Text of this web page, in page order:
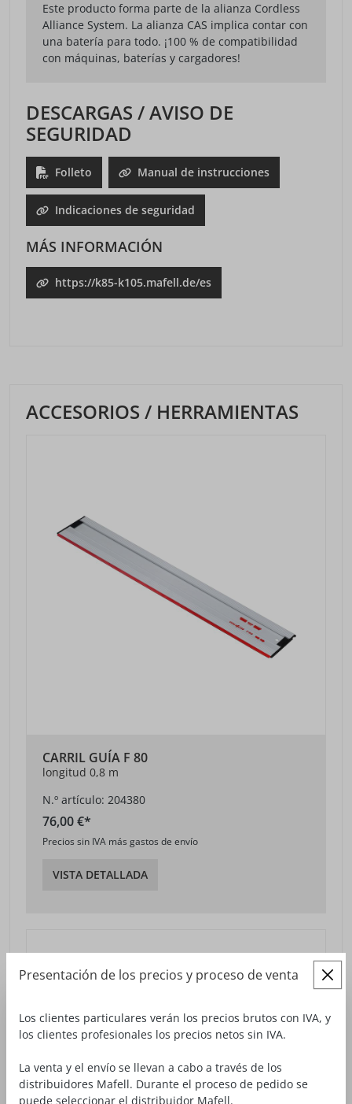
Este producto forma parte de la alianza Cordless
Alliance System. La alianza CAS implica contar con
una batería para todo. ¡100 % de compatibilidad
con máquinas, baterías y cargadores!
DESCARGAS / AVISO DE
SEGURIDAD
Folleto Manual de instrucciones
Indicaciones de seguridad
MÁS INFORMACIÓN
https://k85-k105.mafell.de/es
ACCESORIOS / HERRAMIENTAS
CARRIL GUÍA F 80
longitud 0,8 m
N.º artículo: 204380
76,00 €*
Precios sin IVA más gastos de envío
VISTA DETALLADA
Presentación de los precios y proceso de venta
Los clientes particulares verán los precios brutos con IVA, y
los clientes profesionales los precios netos sin IVA.
La venta y el envío se llevan a cabo a través de los
distribuidores Mafell. Durante el proceso de pedido se
puede seleccionar el distribuidor Mafell.